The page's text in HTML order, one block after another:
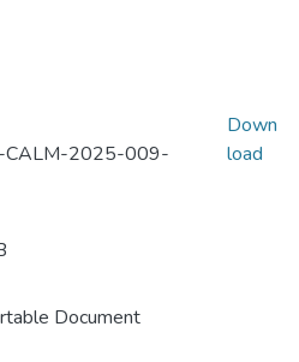
CALM-2025-009-
Document
Down
load